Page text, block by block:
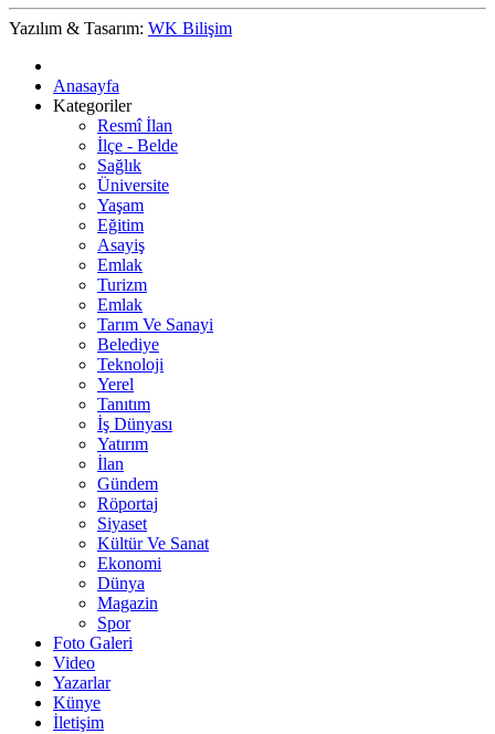
Yazılım & Tasarım: WK Bilişim
Anasayfa
Kategoriler
Resmî İlan
İlçe - Belde
Sağlık
Üniversite
Yaşam
Eğitim
Asayiş
Emlak
Turizm
Emlak
Tarım Ve Sanayi
Belediye
Teknoloji
Yerel
Tanıtım
İş Dünyası
Yatırım
İlan
Gündem
Röportaj
Siyaset
Kültür Ve Sanat
Ekonomi
Dünya
Magazin
Spor
Foto Galeri
Video
Yazarlar
Künye
İletişim